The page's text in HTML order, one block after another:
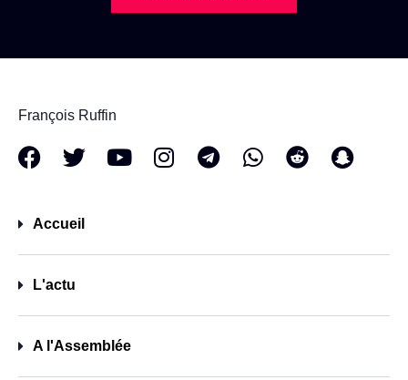
François Ruffin
Accueil
L'actu
A l'Assemblée